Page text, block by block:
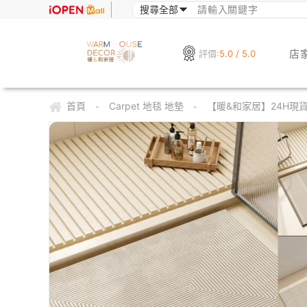
評價:5.0 / 5.0 店
首頁 - Carpet 地毯 地墊 - 【暖&和家居】24H